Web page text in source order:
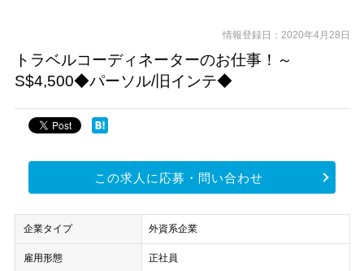
情報登録日：2020年4月28日
トラベルコーディネーターのお仕事！～
S$4,500◆パーソル/旧インテ◆
この求人に応募・問い合わせ
企業タイプ 外資系企業
雇用形態 正社員